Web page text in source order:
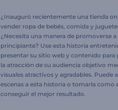
¿Inauguró recientemente una tienda
vender ropa de bebés, comida y
¿Necesita una manera de promoverse a
principiante? Use esta historia
presentar su sitio web y contenido para
la atracción de su audiencia objetivo
visuales atractivos y agradables. Puede
escenas a esta historia o tomarla como
conseguir el mejor resultado.